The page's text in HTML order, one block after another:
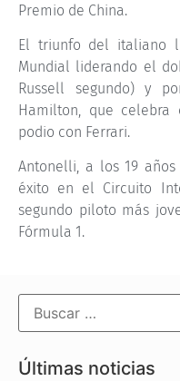
Premio de China.
El triunfo del italiano
Mundial liderando el
Russell segundo) y
Hamilton, que
podio con Ferrari.
Antonelli, a los 19
éxito en el Circuito
segundo piloto más
Fórmula 1.
Últimas noticias